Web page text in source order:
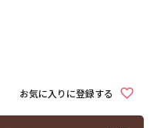
お気に入りに登録する